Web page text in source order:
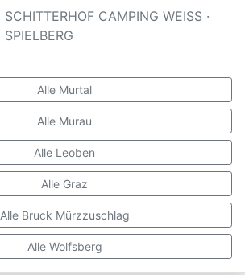
SCHITTERHOF CAMPING WEISS ·
SPIELBERG
Alle Murtal
Alle Murau
Alle Leoben
Alle Graz
Alle Bruck Mürzzuschlag
Alle Wolfsberg